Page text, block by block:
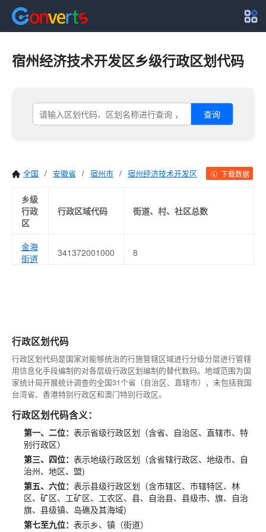
宿州经济技术开发区乡级行政区划代码
查询
全国 / 安徽省 / 宿州市 / 宿州经济技术开发区 下载数据
乡级
行政
区
行政区域代码 街道、村、社区总数
金海
街道
341372001000 8
行政区划代码
行政区划代码是国家对能够统治的行施管辖区域进行分级分层进行管辖
用信息化手段编制的对各层级行政区划编制的替代数码。地域范围为国
家统计局开展统计调查的全国31个省（自治区、直辖市），未包括我国
台湾省、香港特别行政区和澳门特别行政区。
行政区划代码含义：
第一、二位： 表示省级行政区划（含省、自治区、直辖市、特
别行政区）
第三、四位： 表示地级行政区划（含省辖行政区、地级市、自
治州、地区、盟)
第五、六位： 表示县级行政区划（含市辖区、市辖特区、林
区、矿区、工矿区、工农区、县、自治县、县级市、旗、自治
旗、县级镇、岛礁及其海域)
第七至九位： 表示乡、镇（街道）